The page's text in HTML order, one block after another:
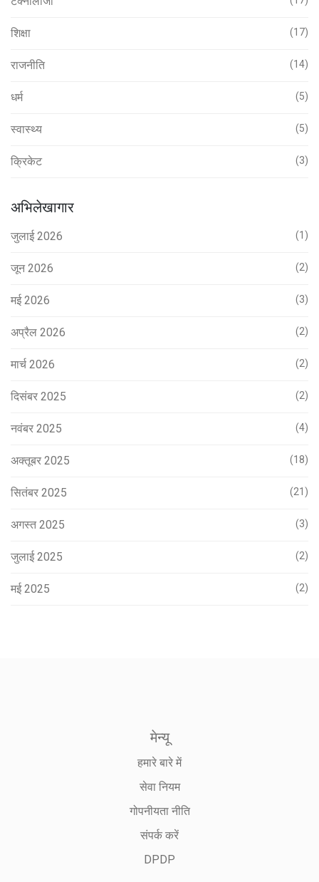
शिक्षा (17)
राजनीति (14)
धर्म (5)
स्वास्थ्य (5)
क्रिकेट (3)
अभिलेखागार
जुलाई 2026 (1)
जून 2026 (2)
मई 2026 (3)
अप्रैल 2026 (2)
मार्च 2026 (2)
दिसंबर 2025 (2)
नवंबर 2025 (4)
अक्तूबर 2025 (18)
सितंबर 2025 (21)
अगस्त 2025 (3)
जुलाई 2025 (2)
मई 2025 (2)
मेन्यू
हमारे बारे में
सेवा नियम
गोपनीयता नीति
संपर्क करें
DPDP